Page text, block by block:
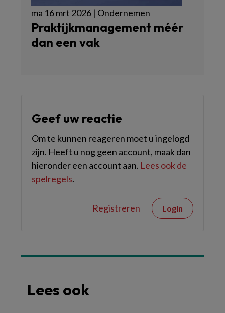
ma 16 mrt 2026 | Ondernemen
Praktijkmanagement méér
dan een vak
Geef uw reactie
Om te kunnen reageren moet u ingelogd
zijn. Heeft u nog geen account, maak dan
hieronder een account aan. Lees ook de
spelregels.
Registreren Login
Lees ook